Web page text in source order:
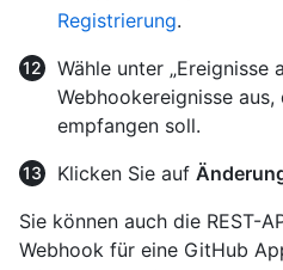
Registrierung.
Wähle unter „Ereignisse
Webhookereignisse
empfangen soll.
Klicken Sie auf
Sie können auch die REST-
Webhook für eine GitHub